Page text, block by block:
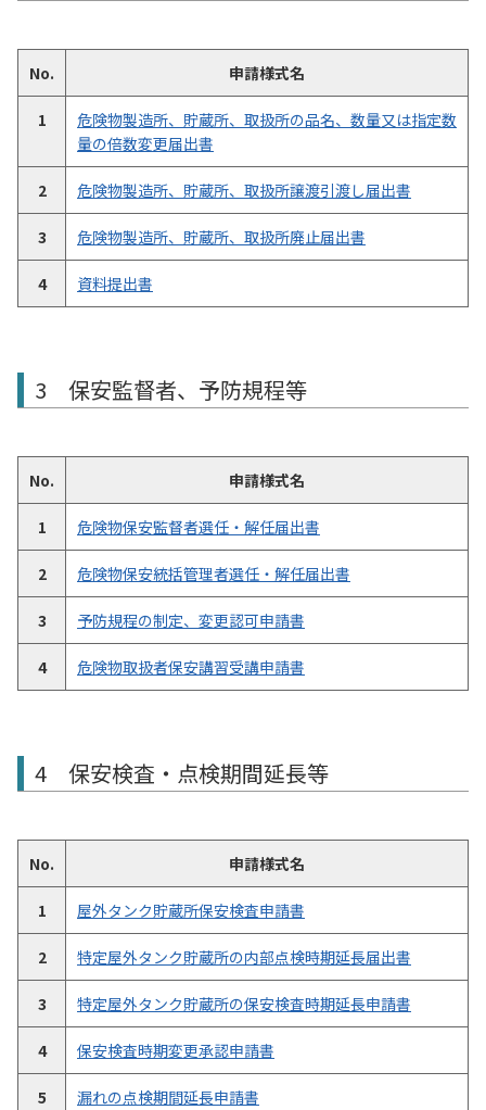
No. 申請様式名
1
危険物製造所、貯蔵所、取扱所の品名、数量又は指定数
量の倍数変更届出書
2 危険物製造所、貯蔵所、取扱所譲渡引渡し届出書
3 危険物製造所、貯蔵所、取扱所廃止届出書
4 資料提出書
3 保安監督者、予防規程等
No. 申請様式名
1 危険物保安監督者選任・解任届出書
2 危険物保安統括管理者選任・解任届出書
3 予防規程の制定、変更認可申請書
4 危険物取扱者保安講習受講申請書
4 保安検査・点検期間延長等
No. 申請様式名
1 屋外タンク貯蔵所保安検査申請書
2 特定屋外タンク貯蔵所の内部点検時期延長届出書
3 特定屋外タンク貯蔵所の保安検査時期延長申請書
4 保安検査時期変更承認申請書
5 漏れの点検期間延長申請書